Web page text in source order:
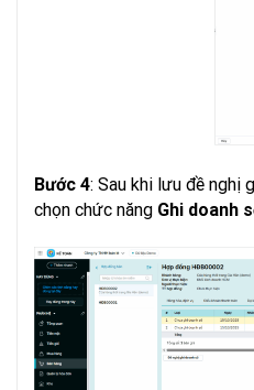
Bước 4: Sau khi lưu đề nghị
chọn chức năng Ghi doanh